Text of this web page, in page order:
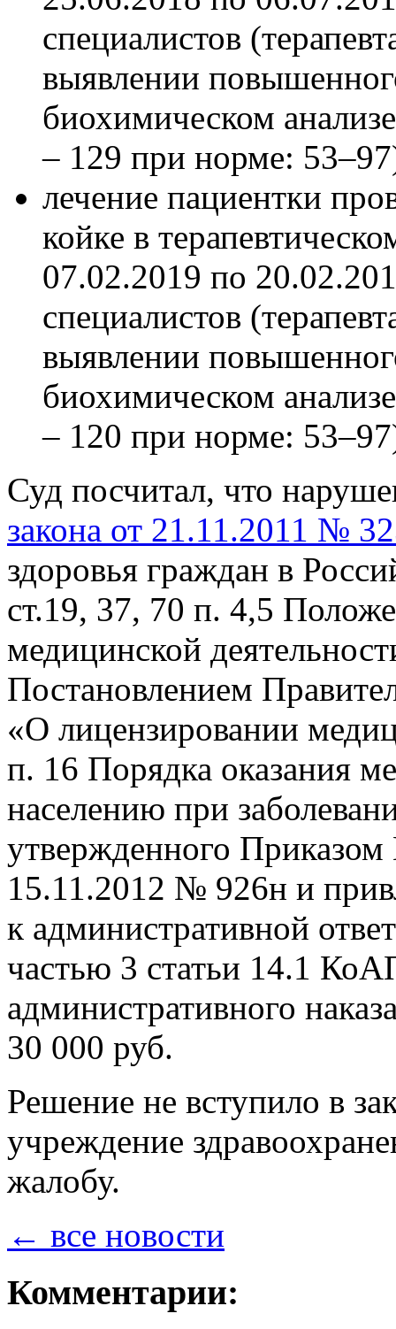
специалистов
выявлении
биохимическом
– 129 при норме:
лечение пациентки
койке в
07.02.2019 по
специалистов
выявлении
биохимическом
– 120 при норме:
Суд посчитал, что
закона от 21.11.2011 №
здоровья граждан в
ст.19, 37, 70 п. 4,5
медицинской
Постановлением
«О лицензировании
п. 16 Порядка оказания
населению при
утвержденного
15.11.2012 № 926н и
к административной
частью 3 статьи 14.1
административного
30 000 руб.
Решение не вступило в
учреждение
жалобу.
← все новости
Комментарии: